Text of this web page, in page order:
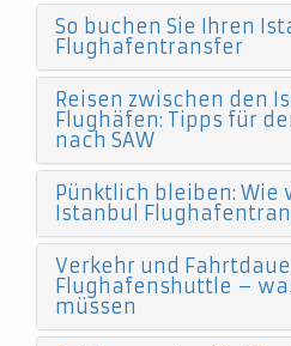
So buchen Sie Ihren
Flughafentransfer
Reisen zwischen den
Flughäfen: Tipps für
nach SAW
Pünktlich bleiben: Wie
Istanbul
Verkehr und
Flughafenshuttle –
müssen